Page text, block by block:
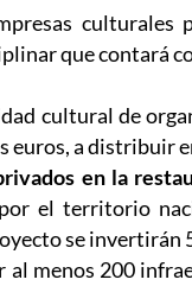
culturales
que contará
cultural de
euros, a distribuir
en la
el territorio
se invertirán
menos 200